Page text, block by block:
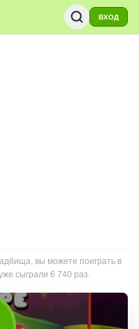
ВХОД
вы можете поиграть в
сыграли 6 740 раз.